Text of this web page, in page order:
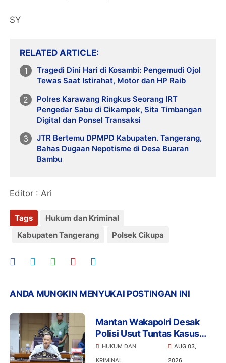
SY
RELATED ARTICLE
Tragedi Dini Hari di Kosambi: Pengemudi Ojol
Tewas Saat Istirahat, Motor dan HP Raib
Polres Karawang Ringkus Seorang IRT
Pengedar Sabu di Cikampek, Sita Timbangan
Digital dan Ponsel Transaksi
JTR Bertemu DPMPD Kabupaten. Tangerang,
Bahas Dugaan Nepotisme di Desa Buaran
Bambu
Editor : Ari
Tags
Hukum dan Kriminal
Kabupaten Tangerang
Polsek Cikupa
ANDA MUNGKIN MENYUKAI POSTINGAN INI
Mantan Wakapolri Desak
Polisi Usut Tuntas Kasus
Bigmo Ajak Anak di Bawah
Umur Promosikan Vape
HUKUM DAN
KRIMINAL
AUG 03,
2026